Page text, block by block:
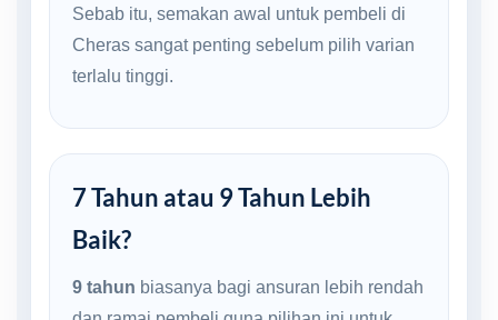
Sebab itu, semakan awal untuk pembeli di
Cheras sangat penting sebelum pilih varian
terlalu tinggi.
7 Tahun atau 9 Tahun Lebih
Baik?
9 tahun biasanya bagi ansuran lebih rendah